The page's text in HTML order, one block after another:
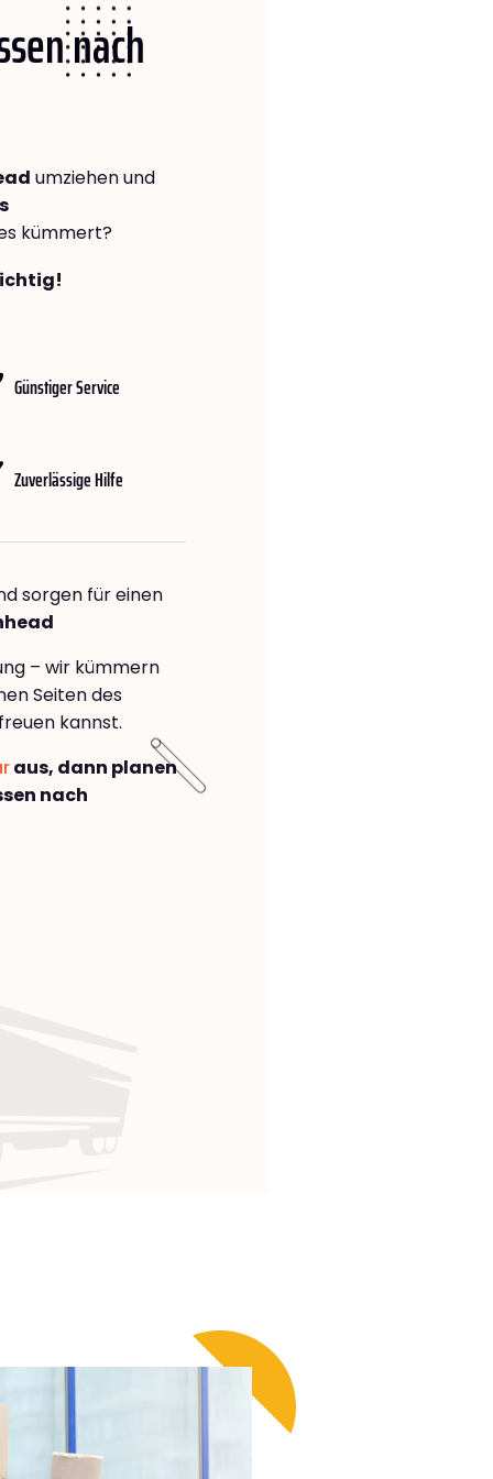
nach
umziehen und
kümmert?
Günstiger Service
Zuverlässige Hilfe
sorgen für einen
– wir kümmern
Seiten des
kannst.
aus, dann planen
nach